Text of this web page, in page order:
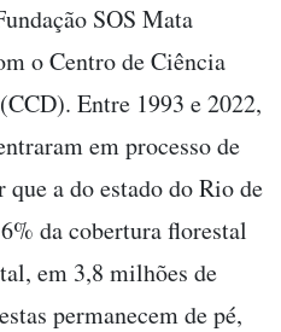
SOS Mata
o Centro de Ciência
Entre 1993 e 2022,
em processo de
a do estado do Rio de
da cobertura florestal
em 3,8 milhões de
permanecem de pé,